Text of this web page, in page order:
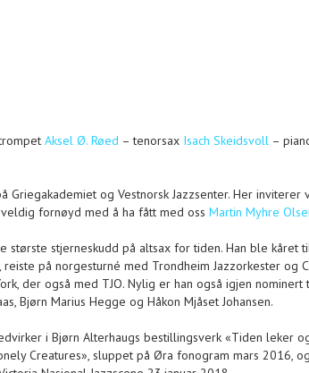
Aksel Ø. Røed – tenorsax Isach Skeidsvoll –
Griegakademiet og Vestnorsk Jazzsenter. Her
fornøyd med å ha fått med oss Martin Myhre
største stjerneskudd på altsax for tiden. Han ble kåret
på norgesturné med Trondheim Jazzorkester og
der også med TJO. Nylig er han også igjen
Bjørn Marius Hegge og Håkon Mjåset Johansen.
i Bjørn Alterhaugs bestillingsverk «Tiden leker og
Creatures», sluppet på Øra fonogram mars 2016,